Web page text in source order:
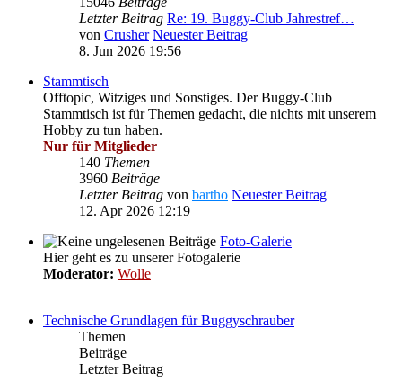
Letzter Beitrag Re: 19. Buggy-Club Jahrestref…
von Crusher Neuester Beitrag
8. Jun 2026 19:56
Stammtisch
Offtopic, Witziges und Sonstiges. Der Buggy-Club
Stammtisch ist für Themen gedacht, die nichts mit unserem
Hobby zu tun haben.
Nur für Mitglieder
140 Themen
3960 Beiträge
Letzter Beitrag von bartho Neuester Beitrag
12. Apr 2026 12:19
Foto-Galerie
Hier geht es zu unserer Fotogalerie
Moderator: Wolle
Technische Grundlagen für Buggyschrauber
Themen
Beiträge
Letzter Beitrag